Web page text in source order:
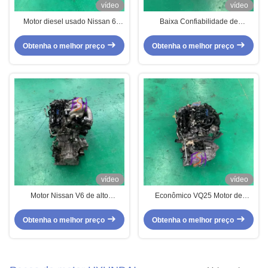
vídeo
Motor diesel usado Nissan 6
desempenho para caminhões
pesados
Obtenha o melhor preço
vídeo
Baixa Confiabilidade de
Gasolina HR16 Motor Para
Carros Econômicos
Obtenha o melhor preço
vídeo
Motor Nissan V6 de alto
gasolina de segunda mão
adequado para Teana
Obtenha o melhor preço
vídeo
Econômico VQ25 Motor de
Motor a gasolina
Obtenha o melhor preço